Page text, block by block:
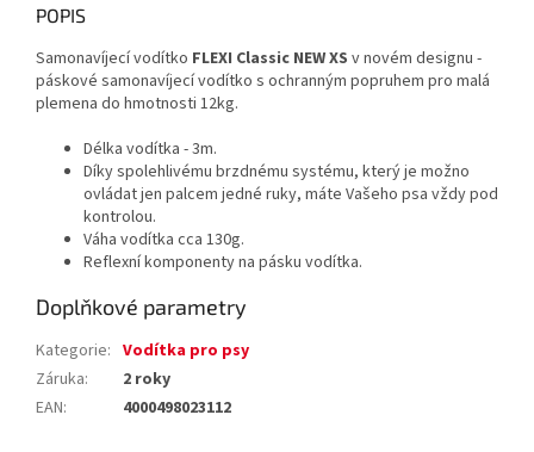
POPIS
Samonavíjecí vodítko FLEXI Classic NEW XS v novém designu -
páskové samonavíjecí vodítko s ochranným popruhem pro malá
plemena do hmotnosti 12kg.
Délka vodítka - 3m.
Díky spolehlivému brzdnému systému, který je možno
ovládat jen palcem jedné ruky, máte Vašeho psa vždy pod
kontrolou.
Váha vodítka cca 130g.
Reflexní komponenty na pásku vodítka.
Doplňkové parametry
Kategorie: Vodítka pro psy
Záruka:
2 roky
EAN: 4000498023112